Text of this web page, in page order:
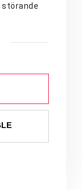
störande